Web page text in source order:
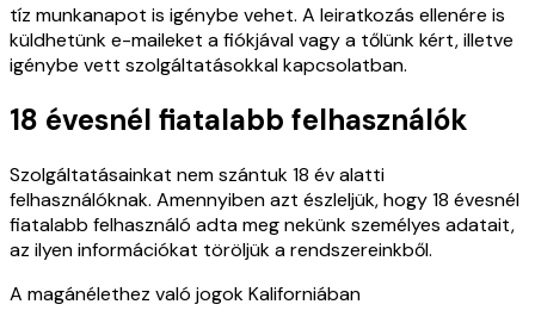
tíz munkanapot is igénybe vehet. A leiratkozás ellenére is
küldhetünk e-maileket a fiókjával vagy a tőlünk kért, illetve
igénybe vett szolgáltatásokkal kapcsolatban.
18 évesnél fiatalabb felhasználók
Szolgáltatásainkat nem szántuk 18 év alatti
felhasználóknak. Amennyiben azt észleljük, hogy 18 évesnél
fiatalabb felhasználó adta meg nekünk személyes adatait,
az ilyen információkat töröljük a rendszereinkből.
A magánélethez való jogok Kaliforniában